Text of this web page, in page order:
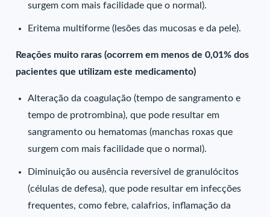
surgem com mais facilidade que o normal).
Eritema multiforme (lesões das mucosas e da pele).
Reações muito raras (ocorrem em menos de 0,01% dos
pacientes que utilizam este medicamento)
Alteração da coagulação (tempo de sangramento e
tempo de protrombina), que pode resultar em
sangramento ou hematomas (manchas roxas que
surgem com mais facilidade que o normal).
Diminuição ou ausência reversível de granulócitos
(células de defesa), que pode resultar em infecções
frequentes, como febre, calafrios, inflamação da